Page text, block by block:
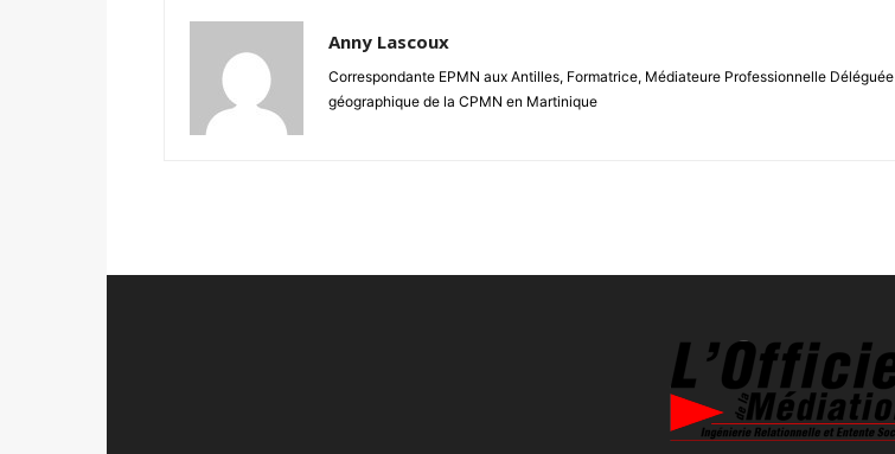
Anny Lascoux
Correspondante EPMN aux Antilles, Formatrice, Médiateure Professionnelle Déléguée
géographique de la CPMN en Martinique